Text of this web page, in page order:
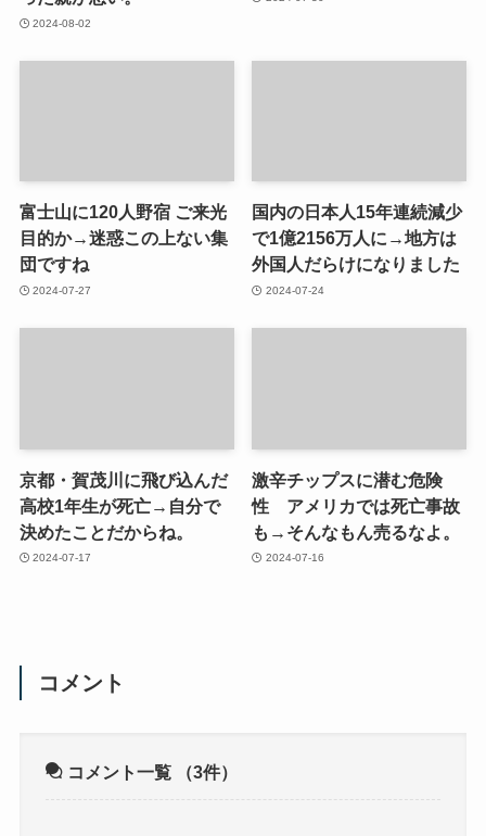
2024-08-02
富士山に120人野宿 ご来光
目的か→迷惑この上ない集
団ですね
2024-07-27
国内の日本人15年連続減少
で1億2156万人に→地方は
外国人だらけになりました
2024-07-24
京都・賀茂川に飛び込んだ
高校1年生が死亡→自分で
決めたことだからね。
2024-07-17
激辛チップスに潜む危険
性 アメリカでは死亡事故
も→そんなもん売るなよ。
2024-07-16
コメント
コメント一覧 （3件）